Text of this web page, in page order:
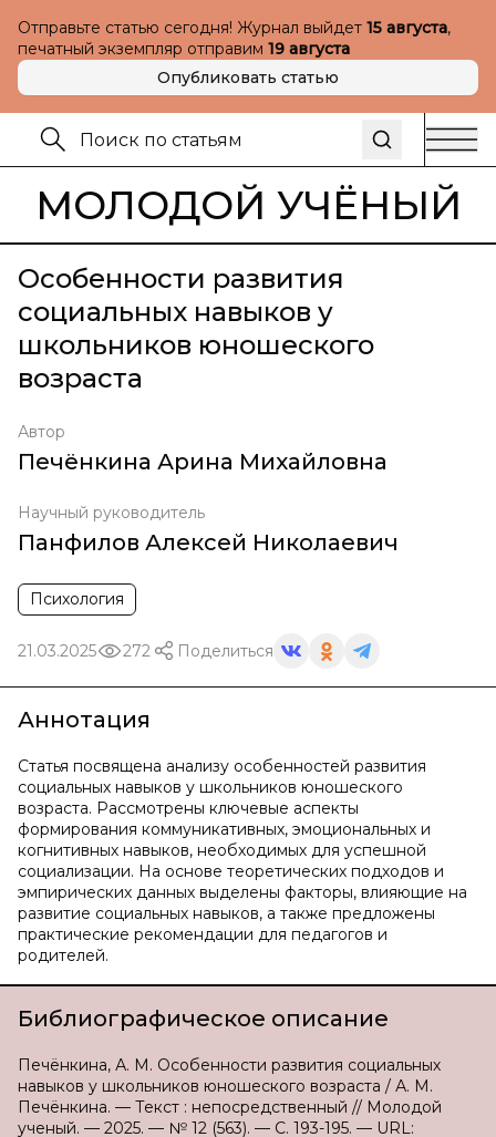
Отправьте статью сегодня! Журнал выйдет 15 августа,
печатный экземпляр отправим 19 августа
Опубликовать статью
МОЛОДОЙ УЧЁНЫЙ
Особенности развития
социальных навыков у
школьников юношеского
возраста
Автор
Печёнкина Арина Михайловна
Научный руководитель
Панфилов Алексей Николаевич
Психология
21.03.2025 272 Поделиться
Аннотация
Статья посвящена анализу особенностей развития
социальных навыков у школьников юношеского
возраста. Рассмотрены ключевые аспекты
формирования коммуникативных, эмоциональных и
когнитивных навыков, необходимых для успешной
социализации. На основе теоретических подходов и
эмпирических данных выделены факторы, влияющие на
развитие социальных навыков, а также предложены
практические рекомендации для педагогов и
родителей.
Библиографическое описание
Печёнкина, А. М. Особенности развития социальных
навыков у школьников юношеского возраста / А. М.
Печёнкина. — Текст : непосредственный // Молодой
ученый. — 2025. — № 12 (563). — С. 193-195. — URL: